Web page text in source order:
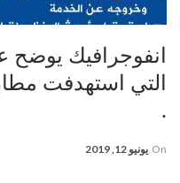
انفوجرافيك يوضح
التي استهدفت
.
On يونيو 12, 2019